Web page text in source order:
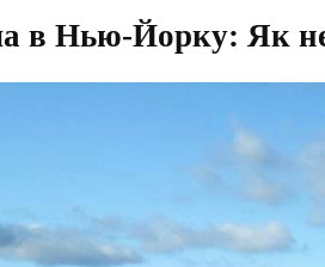
в Нью-Йорку: Як не